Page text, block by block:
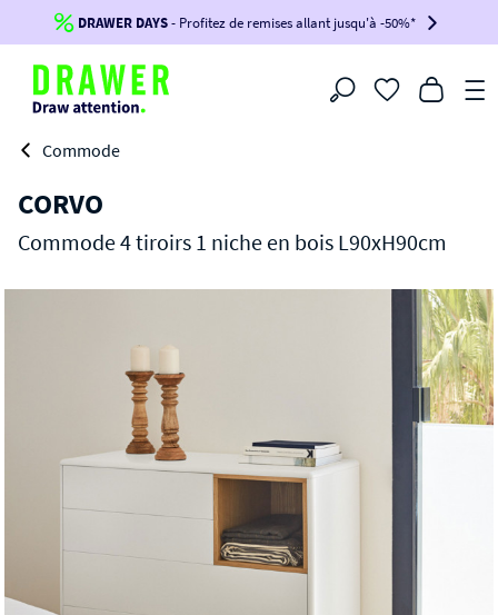
Jusqu'à-100€*sur votre commande !
BIKINI100
-voir conditions en bas de page-
DRAWER DAYS- Profitez de remises allant jusqu'à -50%*
Filtrer
Commode
CORVO
Commode 4 tiroirs 1 niche en bois L90xH90cm